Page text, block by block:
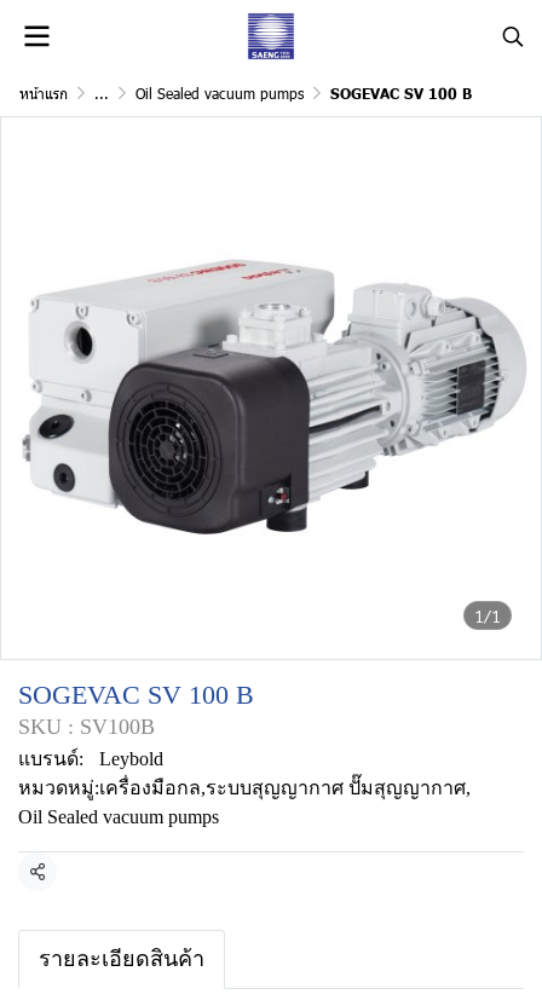
หน้าแรก ... Oil Sealed vacuum pumps SOGEVAC SV 100 B
1/1
SOGEVAC SV 100 B
SKU : SV100B
แบรนด์:
Leybold
หมวดหมู่:เครื่องมือกล,ระบบสุญญากาศ ปั๊มสุญญากาศ,
Oil Sealed vacuum pumps
แชร์
รายละเอียดสินค้า